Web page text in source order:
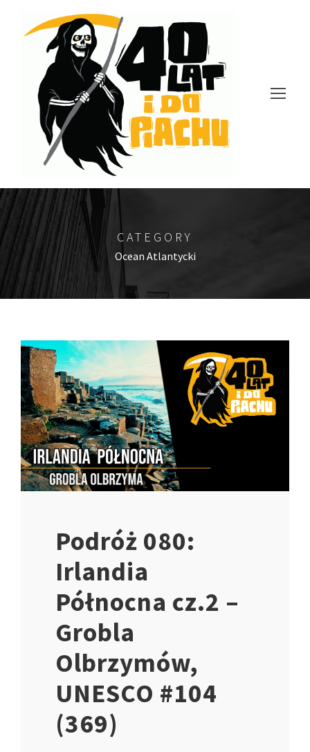
CATEGORY
Ocean Atlantycki
Podróż 080:
Irlandia
Północna cz.2 –
Grobla
Olbrzymów,
UNESCO #104
(369)